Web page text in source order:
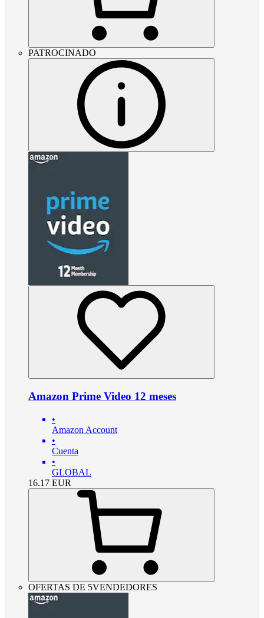
PATROCINADO
Amazon Prime Video 12 meses
•
Amazon Account
•
Cuenta
•
GLOBAL
16.17 EUR
OFERTAS DE 5VENDEDORES